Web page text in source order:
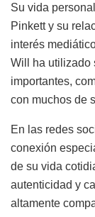
Su vida
Pinkett y su
interés
Will ha utilizado
importantes,
con muchos de
En las redes
conexión
de su vida
autenticidad y
altamente